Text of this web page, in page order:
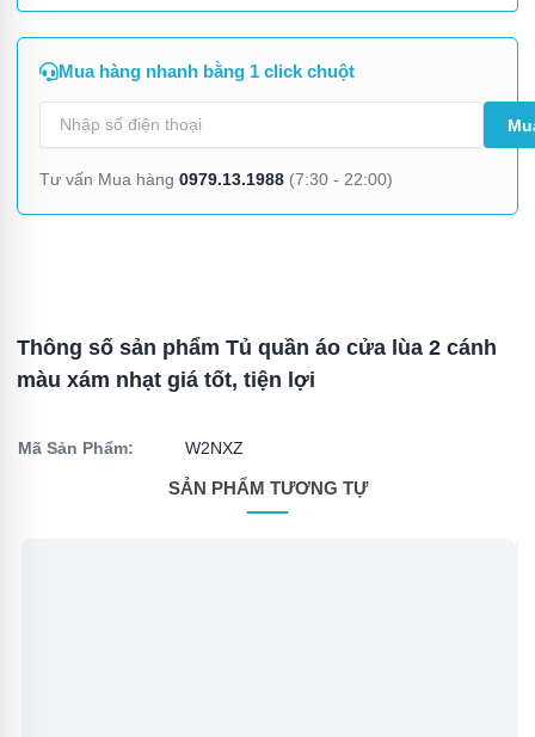
Mua hàng nhanh bằng 1 click chuột
Tư vấn Mua hàng 0979.13.1988(7:30 - 22:00)
Thông số sản phẩm Tủ quần áo cửa lùa 2 cánh
màu xám nhạt giá tốt, tiện lợi
Mã Sản Phẩm: W2NXZ
SẢN PHẨM TƯƠNG TỰ